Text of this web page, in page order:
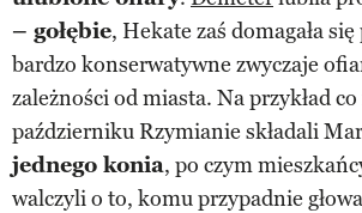
– gołębie, Hekate zaś domagała się
bardzo konserwatywne zwyczaje
zależności od miasta. Na przykład
październiku Rzymianie składali
jednego konia, po czym
walczyli o to, komu przypadnie